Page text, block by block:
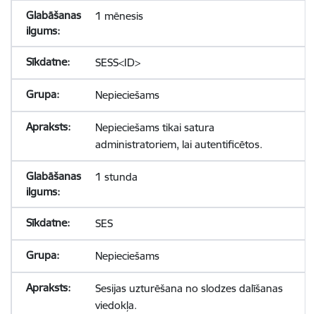
1 mēnesis
SESS<ID>
Nepieciešams
Nepieciešams tikai satura
administratoriem, lai autentificētos.
1 stunda
SES
Nepieciešams
Sesijas uzturēšana no slodzes dalīšanas
viedokļa.